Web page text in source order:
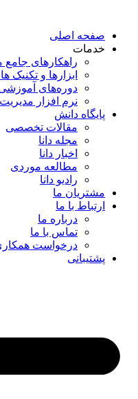
محتوا
صفحه اصلی
خدمات
راهکارهای
ابزارها و
دوره‌های
نرم افزار
پایگاه دانش
مقالات تخصصی
مجله دانا
اخبار دانا
مطالعه موردی
رادیو دانا
مشتریان ما
ارتباط با ما
درباره ما
تماس با ما
درخواست
پشتیبانی